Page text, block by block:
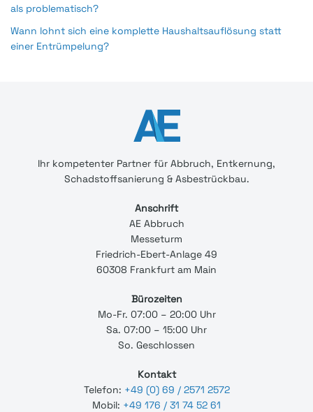
als problematisch?
Wann lohnt sich eine komplette Haushaltsauflösung statt
einer Entrümpelung?
Ihr kompetenter Partner für Abbruch, Entkernung,
Schadstoffsanierung & Asbestrückbau.
Anschrift
AE Abbruch
Messeturm
Friedrich-Ebert-Anlage 49
60308 Frankfurt am Main
Bürozeiten
Mo-Fr. 07:00 – 20:00 Uhr
Sa. 07:00 – 15:00 Uhr
So. Geschlossen
Kontakt
Telefon: +49 (0) 69 / 2571 2572
Mobil: +49 176 / 31 74 52 61